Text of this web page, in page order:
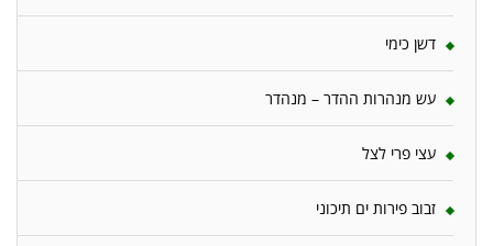
דשן כימי
עש מנהרות ההדר – מנהדר
עצי פרי לצל
זבוב פירות ים תיכוני